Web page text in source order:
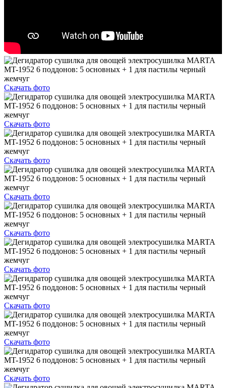
Скачать фото
Скачать фото
Скачать фото
Скачать фото
Скачать фото
Скачать фото
Скачать фото
Скачать фото
Скачать фото